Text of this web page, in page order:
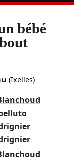
bébé
(Ixelles)